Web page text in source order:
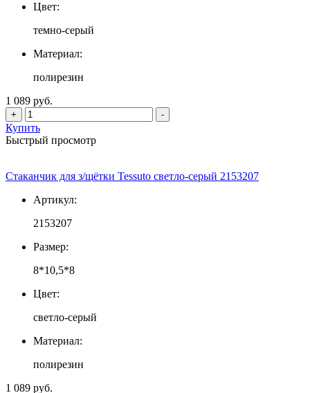
Цвет:
темно-серый
Материал:
полирезин
1 089 руб.
+ -
Купить
Быстрый просмотр
Стаканчик для з/щётки Tessuto светло-серый 2153207
Артикул:
2153207
Размер:
8*10,5*8
Цвет:
светло-серый
Материал:
полирезин
1 089 руб.